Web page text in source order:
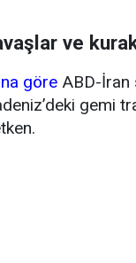
ve
göre ABD-İran
gemi